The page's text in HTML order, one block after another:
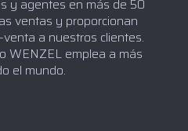
y agentes en más de 50
ventas y proporcionan
a nuestros clientes.
WENZEL emplea a más
el mundo.